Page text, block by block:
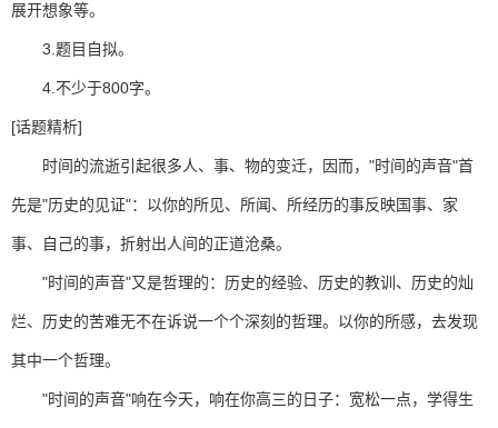
展开想象等。
3.题目自拟。
4.不少于800字。
[话题精析]
时间的流逝引起很多人、事、物的变迁，因而，"时间的声音"首
先是"历史的见证"：以你的所见、所闻、所经历的事反映国事、家
事、自己的事，折射出人间的正道沧桑。
"时间的声音"又是哲理的：历史的经验、历史的教训、历史的灿
烂、历史的苦难无不在诉说一个个深刻的哲理。以你的所感，去发现
其中一个哲理。
"时间的声音"响在今天，响在你高三的日子：宽松一点，学得生